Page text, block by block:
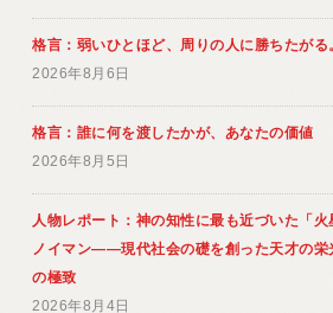
格言：弱いひとほど、周りの人に勝ちたがる
2026年8月6日
格言：誰に何を渡したかが、あなたの価値
2026年8月5日
人物レポート：神の知性に最も近づいた「火
ノイマン――現代社会の礎を創った天才の栄
の極致
2026年8月4日